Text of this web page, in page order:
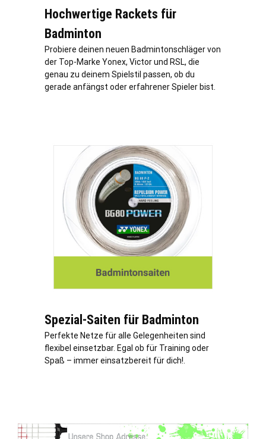
Hochwertige Rackets für
Badminton
Probiere deinen neuen Badmintonschläger von
der Top-Marke Yonex, Victor und RSL, die
genau zu deinem Spielstil passen, ob du
gerade anfängst oder erfahrener Spieler bist.
Spezial-Saiten für Badminton
Perfekte Netze für alle Gelegenheiten sind
flexibel einsetzbar. Egal ob für Training oder
Spaß – immer einsatzbereit für dich!.